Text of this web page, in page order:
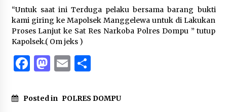
“Untuk saat ini Terduga pelaku bersama barang bukti
kami giring ke Mapolsek Manggelewa untuk di Lakukan
Proses Lanjut ke Sat Res Narkoba Polres Dompu ” tutup
Kapolsek.( Om jeks )
Facebook
Mastodon
EmailShare
Posted in POLRES DOMPU